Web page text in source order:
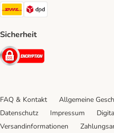
DHL Shipping Method
Sicherheit
Security
FAQ & Kontakt
Allgemeine
Datenschutz
Impressum
Versandinformationen